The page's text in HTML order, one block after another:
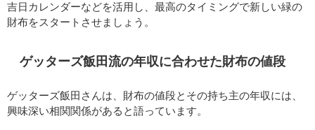
吉日カレンダーなどを活用し、最高のタイミングで新しい緑の
財布をスタートさせましょう。
ゲッターズ飯田流の年収に合わせた財布の値段
ゲッターズ飯田さんは、財布の値段とその持ち主の年収には、
興味深い相関関係があると語っています。